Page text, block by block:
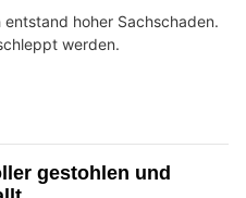
hoher Sachschaden.
werden.
gestohlen und